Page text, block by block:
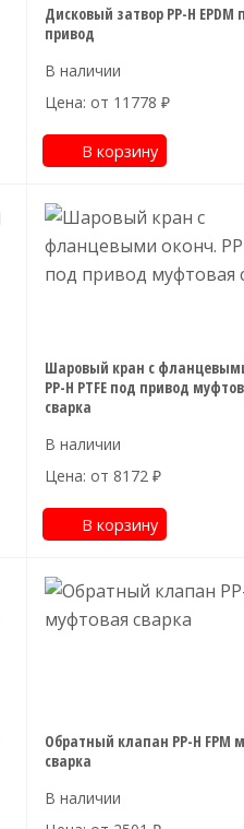
Дисковый затвор PP-H EPDM
привод
Цена: от 11778 ₽
В корзину
Шаровый кран с
PP-H PTFE под привод
сварка
Цена: от 8172 ₽
В корзину
Обратный клапан PP-H FPM
сварка